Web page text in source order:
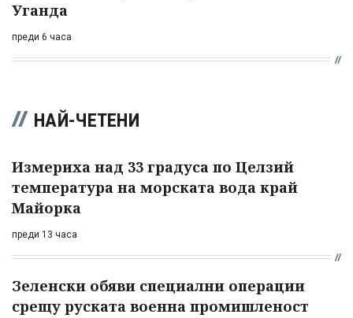
Уганда
преди 6 часа
НАЙ-ЧЕТЕНИ
Измериха над 33 градуса по Целзий
температура на морската вода край
Майорка
преди 13 часа
Зеленски обяви специални операции
срещу руската военна промишленост